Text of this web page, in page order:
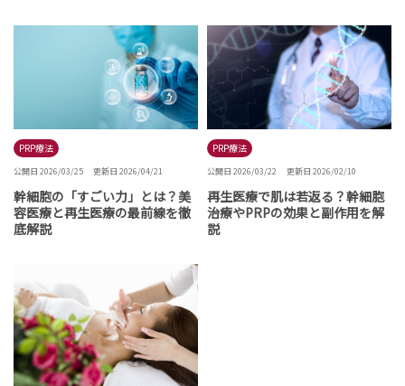
PRP療法
公開日 2026/03/25 更新日 2026/04/21
幹細胞の「すごい力」とは？美
容医療と再生医療の最前線を徹
底解説
PRP療法
公開日 2026/03/22 更新日 2026/02/10
再生医療で肌は若返る？幹細胞
治療やPRPの効果と副作用を解
説